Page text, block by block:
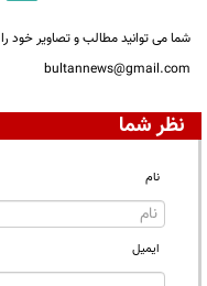
شما می توانید مطالب و تصاویر خود
bultannews@gmail.com
نظر شما
نام
ایمیل